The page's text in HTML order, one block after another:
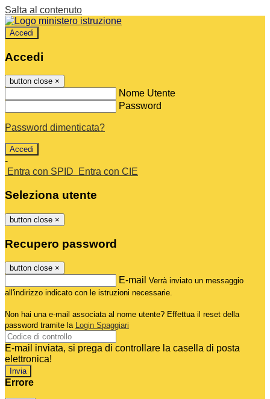
Salta al contenuto
Accedi
Accedi
button close ×
Nome Utente
Password
Password dimenticata?
-
Entra con SPID
Entra con CIE
Seleziona utente
button close ×
Recupero password
button close ×
E-mail Verrà inviato un messaggio
all'indirizzo indicato con le istruzioni necessarie.
Non hai una e-mail associata al nome utente? Effettua il reset della
password tramite la Login Spaggiari
E-mail inviata, si prega di controllare la casella di posta
elettronica!
Errore